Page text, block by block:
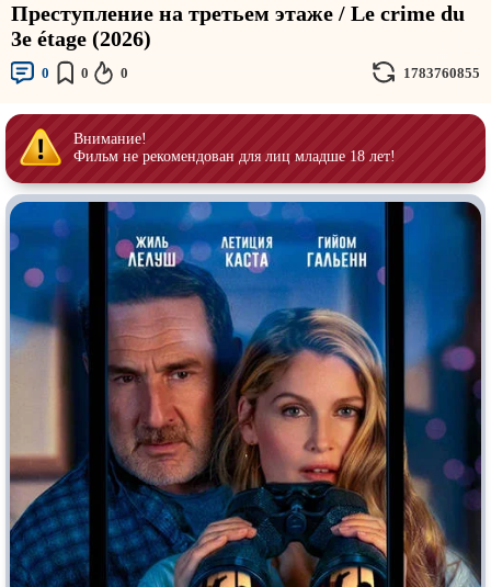
Аниме Антиутопия
Врачи
Коллекция
Новогодние Основанное на
реальных
событиях
Параллельные миры
ПереводГоблина
Перевод Кубик в Кубе Перевод Кураж-Бамбей
Пеплум Подростковаяжестокость
Постапокалипсис Призраки
Про апокалипсис
Про богатых Про богов
Про вампиров Про ведьм
Про викингов Про выживание
Про гангстеров Про гонки
Преступление на третьем этаже / Le crime du
3e étage (2026)
0 0 0 1783760855
Внимание!
Фильм не рекомендован для лиц младше 18 лет!